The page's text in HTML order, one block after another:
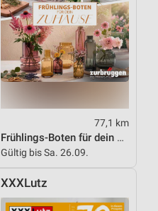
77,1 km
Frühlings-Boten für dein Zuhause
Gültig bis Sa. 26.09.
XXXLutz